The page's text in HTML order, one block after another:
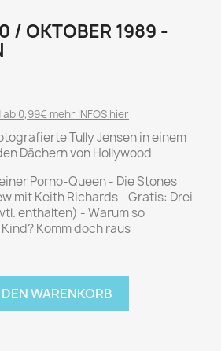
/ OKTOBER 1989 -
0,99€ mehr INFOS hier
Tully Jensen in einem
Dächern von Hollywood
Porno-Queen - Die Stones
mit Keith Richards - Gratis: Drei
enthalten) - Warum so
Komm doch raus
WARENKORB